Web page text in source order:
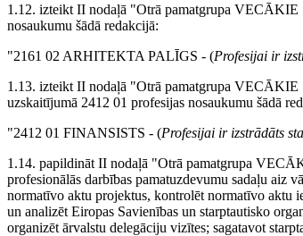
1.12. izteikt II nodaļā "Otrā pamatgrupa
nosaukumu šādā redakcijā:
"2161 02 ARHITEKTA PALĪGS - (Profesijai ir
1.13. izteikt II nodaļā "Otrā pamatgrupa
uzskaitījumā 2412 01 profesijas nosaukumu šādā
"2412 01 FINANSISTS - (Profesijai ir izstrādāts
1.14. papildināt II nodaļā "Otrā pamatgrupa
profesionālās darbības pamatuzdevumu sadaļu aiz
normatīvo aktu projektus, kontrolēt normatīvo aktu
un analizēt Eiropas Savienības un starptautisko
organizēt ārvalstu delegāciju vizītes; sagatavot